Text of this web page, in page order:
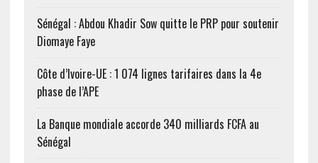
Sénégal : Abdou Khadir Sow quitte le PRP pour soutenir
Diomaye Faye
Côte d’Ivoire-UE : 1 074 lignes tarifaires dans la 4e
phase de l’APE
La Banque mondiale accorde 340 milliards FCFA au
Sénégal